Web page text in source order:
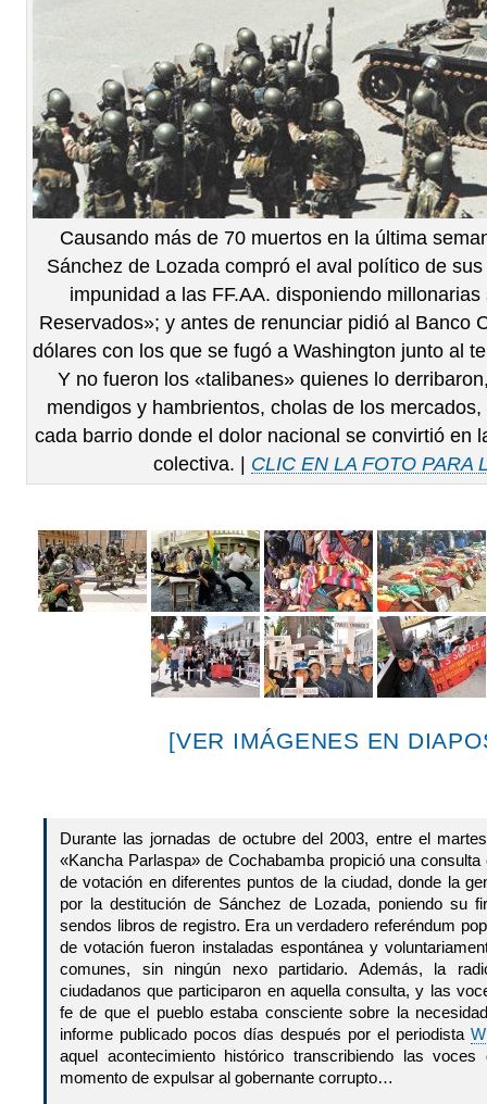
Causando más de 70 muertos en la última
Sánchez de Lozada compró el aval político de
impunidad a las FF.AA. disponiendo
Reservados»; y antes de renunciar pidió al Banco
dólares con los que se fugó a Washington junto al
Y no fueron los «talibanes» quienes lo
mendigos y hambrientos, cholas de los
cada barrio donde el dolor nacional se convirtió en
colectiva. | CLIC EN LA FOTO PARA
[VER IMÁGENES EN
Durante las jornadas de octubre del 2003, entre el
«Kancha Parlaspa» de Cochabamba propició una
de votación en diferentes puntos de la ciudad, donde la
por la destitución de Sánchez de Lozada, poniendo su
sendos libros de registro. Era un verdadero referéndum
de votación fueron instaladas espontánea y
comunes, sin ningún nexo partidario. Además, la
ciudadanos que participaron en aquella consulta, y las
fe de que el pueblo estaba consciente sobre la
informe publicado pocos días después por el periodista
aquel acontecimiento histórico transcribiendo las
momento de expulsar al gobernante corrupto…